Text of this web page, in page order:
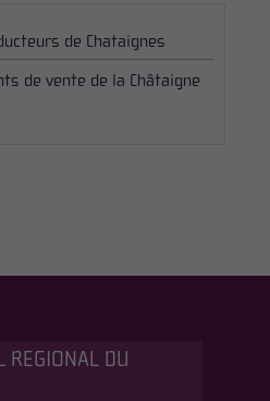
de Chataignes
de vente de la Châtaigne
REGIONAL DU